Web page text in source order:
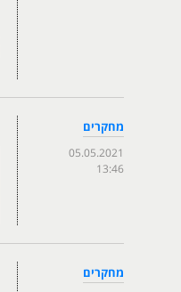
מחקרים
05.05.2021
13:46
מחקרים